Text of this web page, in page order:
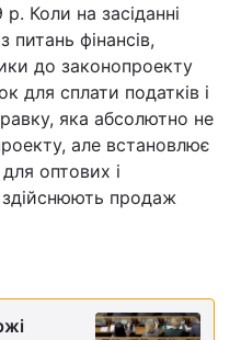
Коли на засіданні
питань фінансів,
до законопроекту
для сплати податків і
яка абсолютно не
але встановлює
оптових і
продаж